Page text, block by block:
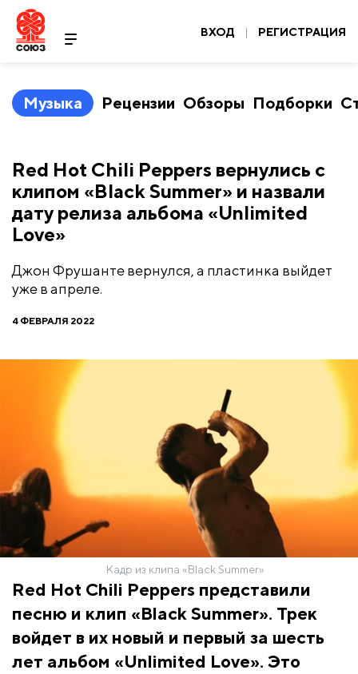
ВХОД | РЕГИСТРАЦИЯ
Музыка Рецензии Обзоры Подборки
Red Hot Chili Peppers вернулись с
клипом «Black Summer» и назвали
дату релиза альбома «Unlimited
Love»
Джон Фрушанте вернулся, а пластинка выйдет
уже в апреле.
4 ФЕВРАЛЯ 2022
Кадр из клипа «Black Summer»
Red Hot Chili Peppers представили
песню и клип «Black Summer». Трек
войдет в их новый и первый за шесть
лет альбом «Unlimited Love». Это